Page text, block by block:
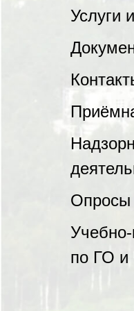
Услуги
Опросы
Учебно-
по ГО